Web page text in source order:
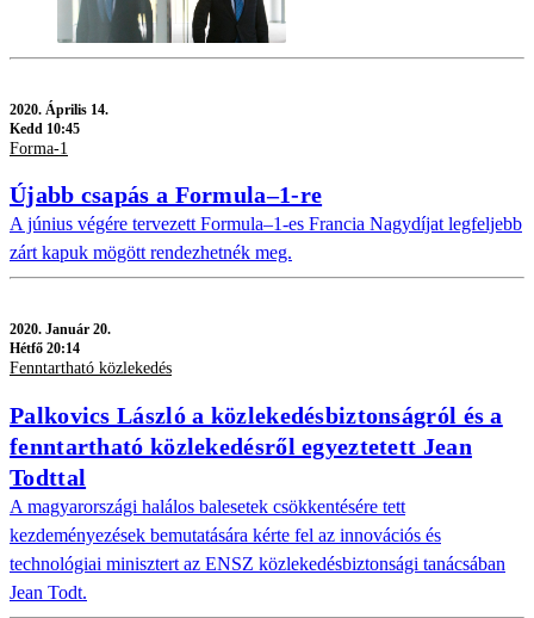
2020. Április 14.
Kedd 10:45
Forma-1
Újabb csapás a Formula–1-re
A június végére tervezett Formula–1-es Francia Nagydíjat legfeljebb
zárt kapuk mögött rendezhetnék meg.
2020. Január 20.
Hétfő 20:14
Fenntartható közlekedés
Palkovics László a közlekedésbiztonságról és a
fenntartható közlekedésről egyeztetett Jean
Todttal
A magyarországi halálos balesetek csökkentésére tett
kezdeményezések bemutatására kérte fel az innovációs és
technológiai minisztert az ENSZ közlekedésbiztonsági tanácsában
Jean Todt.